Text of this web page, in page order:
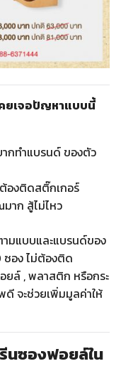
ยเจอปัญหาแบบนี้
ากทำแบรนด์ ของตัว
องติดสติ๊กเกอร์
าก สู้ไม่ไหว
มแบบและแบรนด์ของ
อง ไม่ต้องติด
ยล์ , พลาสติก หรือกระ
จะช่วยเพิ่มมูลค่าให้
นซองฟอยล์ใน